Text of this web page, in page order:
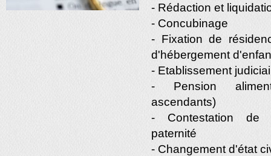
- Rédaction et
- Concubinage
- Fixation de
d'hébergement
- Etablissement
- Pension
ascendants)
- Contestation de
paternité
- Changement d'état